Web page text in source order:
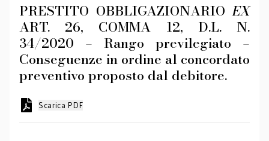
PRESTITO OBBLIGAZIONARIOEX
ART. 26, COMMA 12, D.L. N.
34/2020 – Rango previlegiato –
Conseguenze in ordine al concordato
preventivo proposto dal debitore.
Scarica PDF